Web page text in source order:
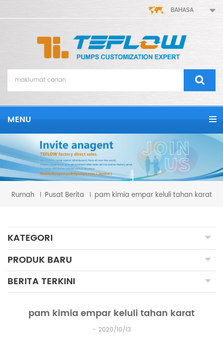
BAHASA
MENU
Rumah Pusat Berita pam kimia empar keluli tahan karat
KATEGORI
PRODUK BARU
BERITA TERKINI
pam kimia empar keluli tahan karat
2020/10/13